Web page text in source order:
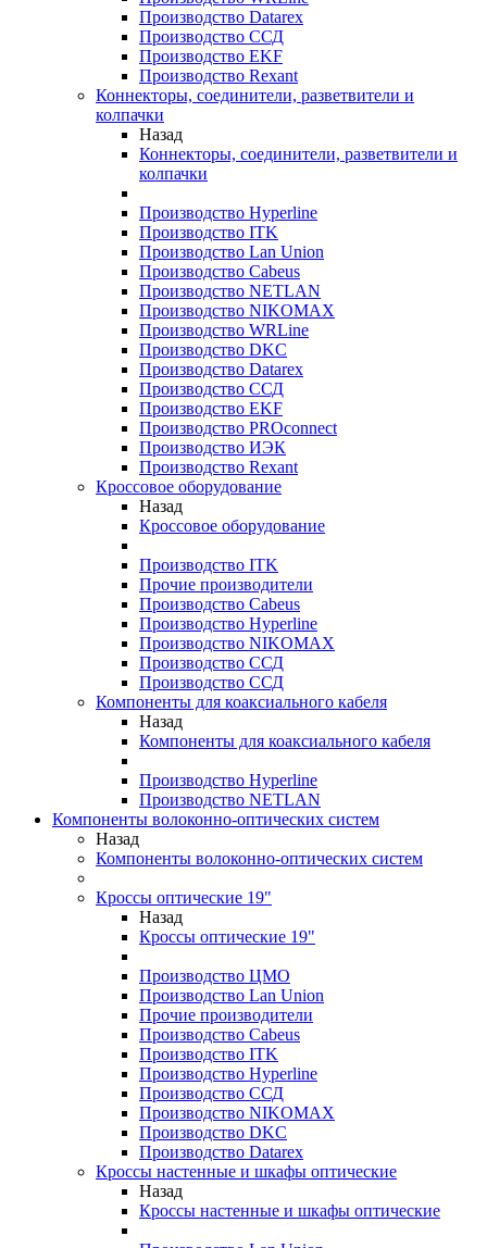
Производство Datarex
Производство ССД
Производство EKF
Производство Rexant
Коннекторы, соединители, разветвители и
колпачки
Назад
Коннекторы, соединители, разветвители и
колпачки
Производство Hyperline
Производство ITK
Производство Lan Union
Производство Cabeus
Производство NETLAN
Производство NIKOMAX
Производство WRLine
Производство DKC
Производство Datarex
Производство ССД
Производство EKF
Производство PROconnect
Производство ИЭК
Производство Rexant
Кроссовое оборудование
Назад
Кроссовое оборудование
Производство ITK
Прочие производители
Производство Cabeus
Производство Hyperline
Производство NIKOMAX
Производство ССД
Производство ССД
Компоненты для коаксиального кабеля
Назад
Компоненты для коаксиального кабеля
Производство Hyperline
Производство NETLAN
Компоненты волоконно-оптических систем
Назад
Компоненты волоконно-оптических систем
Кроссы оптические 19"
Назад
Кроссы оптические 19"
Производство ЦМО
Производство Lan Union
Прочие производители
Производство Cabeus
Производство ITK
Производство Hyperline
Производство ССД
Производство NIKOMAX
Производство DKC
Производство Datarex
Кроссы настенные и шкафы оптические
Назад
Кроссы настенные и шкафы оптические